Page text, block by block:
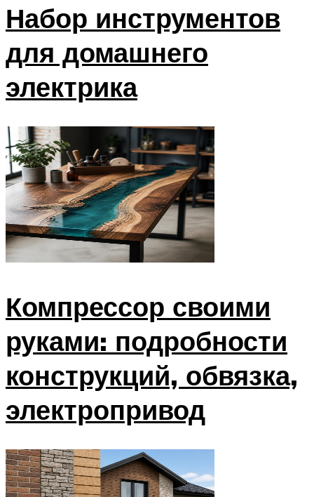
Набор инструментов
для домашнего
электрика
Компрессор своими
руками: подробности
конструкций, обвязка,
электропривод